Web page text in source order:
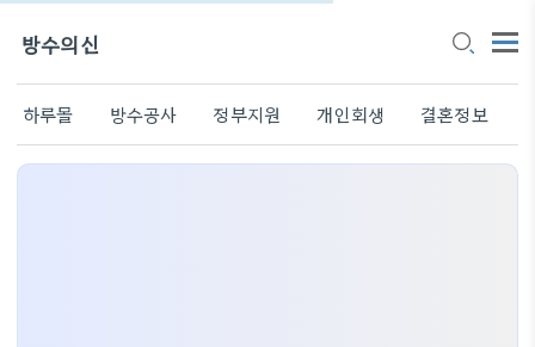
방수의신
하루몰 방수공사 정부지원 개인회생 결혼정보